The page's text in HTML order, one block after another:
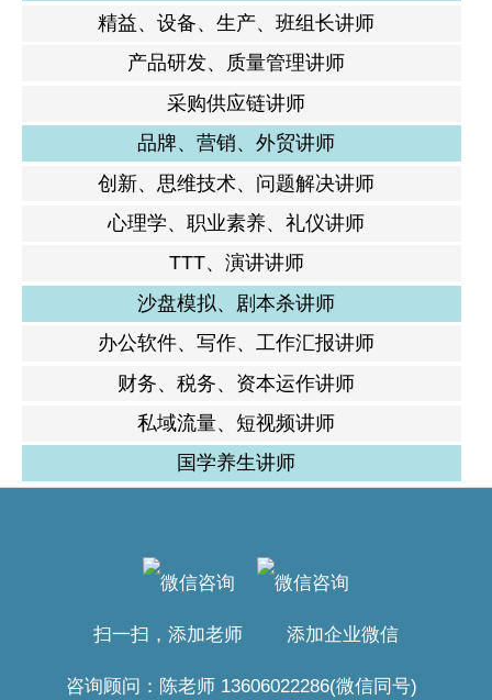
精益、设备、生产、班组长讲师
产品研发、质量管理讲师
采购供应链讲师
品牌、营销、外贸讲师
创新、思维技术、问题解决讲师
心理学、职业素养、礼仪讲师
TTT、演讲讲师
沙盘模拟、剧本杀讲师
办公软件、写作、工作汇报讲师
财务、税务、资本运作讲师
私域流量、短视频讲师
国学养生讲师
扫一扫，添加老师 添加企业微信
咨询顾问：陈老师 13606022286(微信同号)